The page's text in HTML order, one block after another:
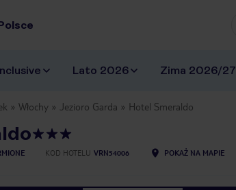
Lato 2026 Zima 2026/27
Włochy Jezioro Garda Hotel Smeraldo
KOD HOTELU VRN54006 POKAŻ NA MAPIE